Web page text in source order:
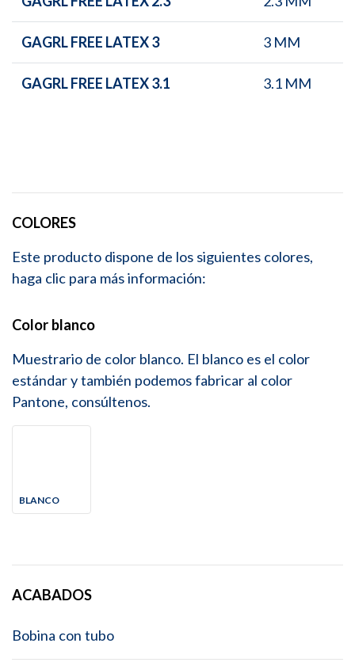
GAGRL FREE LATEX 3 3 MM
GAGRL FREE LATEX 3.1 3.1 MM
COLORES
Este producto dispone de los siguientes colores,
haga clic para más información:
Color blanco
Muestrario de color blanco. El blanco es el color
estándar y también podemos fabricar al color
Pantone, consúltenos.
BLANCO
ACABADOS
Bobina con tubo